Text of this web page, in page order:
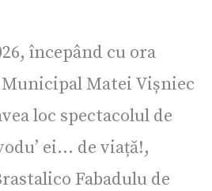
începând cu ora
Municipal Matei Vișniec
loc spectacolul de
ei… de viață!,
Fabadulu de